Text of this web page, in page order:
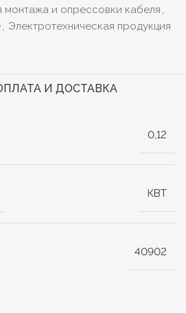
монтажа и опрессовки кабеля ,
, Электротехническая продукция
И ДОСТАВКА
0,12
КВТ
40902